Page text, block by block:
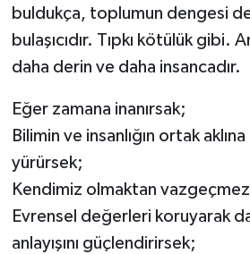
buldukça, toplumun dengesi
bulaşıcıdır. Tıpkı kötülük gibi.
daha derin ve daha insancadır.
Eğer zamana inanırsak;
Bilimin ve insanlığın ortak
yürürsek;
Kendimiz olmaktan
Evrensel değerleri koruyarak
anlayışını güçlendirirsek;